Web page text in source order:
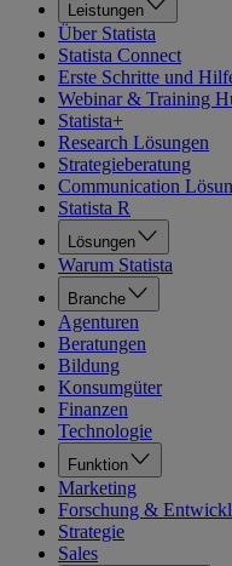
Leistungen
Über Statista
Statista Connect
Erste Schritte und
Webinar & Training
Statista+
Research Lösungen
Strategieberatung
Communication
Statista R
Lösungen
Warum Statista
Branche
Agenturen
Beratungen
Bildung
Konsumgüter
Finanzen
Technologie
Funktion
Marketing
Forschung &
Strategie
Sales